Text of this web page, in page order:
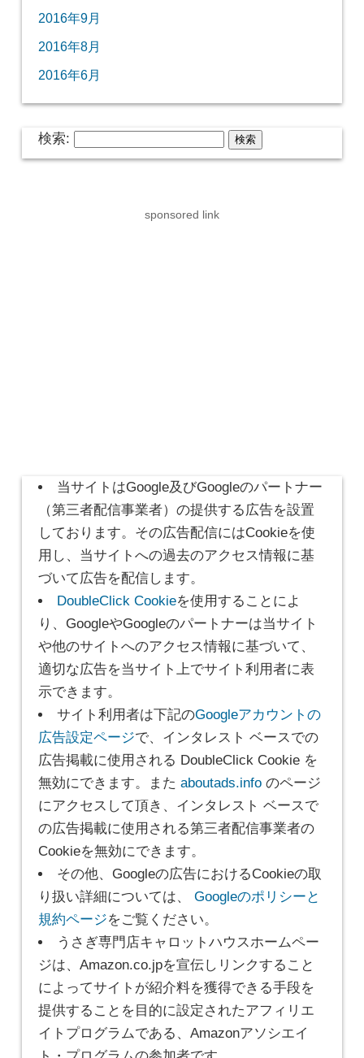
2016年9月
2016年8月
2016年6月
検索:
sponsored link
当サイトはGoogle及びGoogleのパートナー
（第三者配信事業者）の提供する広告を設置
しております。その広告配信にはCookieを使
用し、当サイトへの過去のアクセス情報に基
づいて広告を配信します。
DoubleClick Cookieを使用することによ
り、GoogleやGoogleのパートナーは当サイト
や他のサイトへのアクセス情報に基づいて、
適切な広告を当サイト上でサイト利用者に表
示できます。
サイト利用者は下記のGoogleアカウントの
広告設定ページで、インタレスト ベースでの
広告掲載に使用される DoubleClick Cookie を
無効にできます。また aboutads.info のページ
にアクセスして頂き、インタレスト ベースで
の広告掲載に使用される第三者配信事業者の
Cookieを無効にできます。
その他、Googleの広告におけるCookieの取
り扱い詳細については、
Googleのポリシーと
規約ページをご覧ください。
うさぎ専門店キャロットハウスホームペー
ジは、Amazon.co.jpを宣伝しリンクすること
によってサイトが紹介料を獲得できる手段を
提供することを目的に設定されたアフィリエ
イトプログラムである、Amazonアソシエイ